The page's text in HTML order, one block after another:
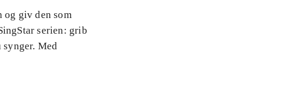
og giv den som
serien: grib
Med